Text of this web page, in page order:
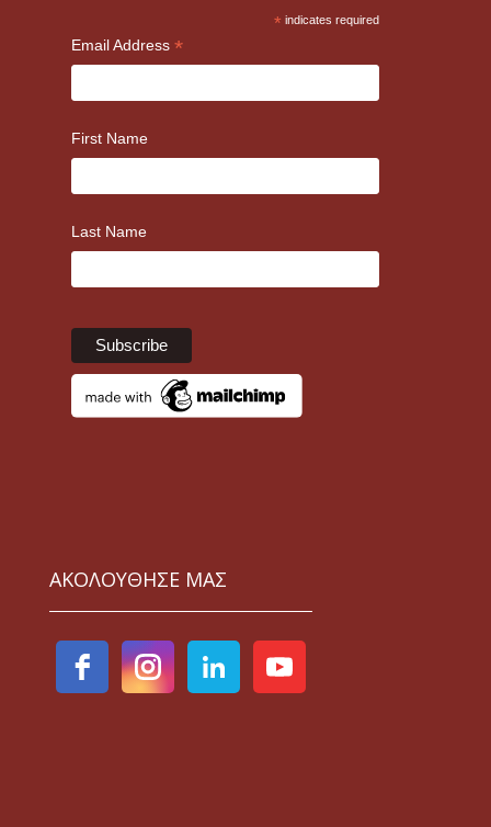
* indicates required
Email Address *
First Name
Last Name
ΑΚΟΛΟΥΘΗΣΕ ΜΑΣ